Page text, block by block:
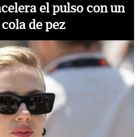
el pulso con un
de pez